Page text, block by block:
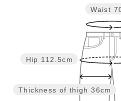
Thickness of thigh 36cm
Hip 112.5cm
Waist